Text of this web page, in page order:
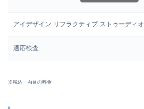
アイデザイン リフラクティブ ストゥーディオ
適応検査
※税込・両目の料金